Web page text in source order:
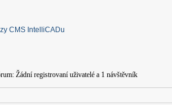
CMS IntelliCADu
Žádní registrovaní uživatelé a 1 návštěvník